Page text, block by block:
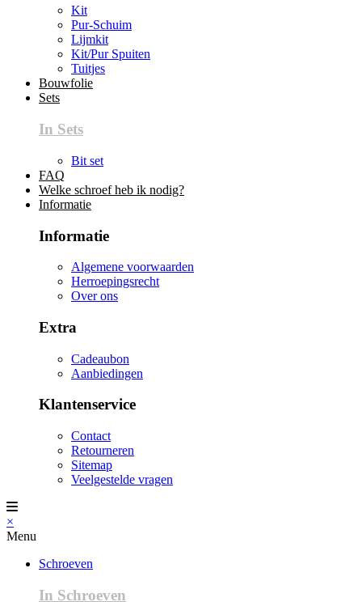
Kit
Pur-Schuim
Lijmkit
Kit/Pur Spuiten
Tuitjes
Bouwfolie
Sets
In Sets
Bit set
FAQ
Welke schroef heb ik nodig?
Informatie
Informatie
Algemene voorwaarden
Herroepingsrecht
Over ons
Extra
Cadeaubon
Aanbiedingen
Klantenservice
Contact
Retourneren
Sitemap
Veelgestelde vragen
×
Menu
Schroeven
In Schroeven